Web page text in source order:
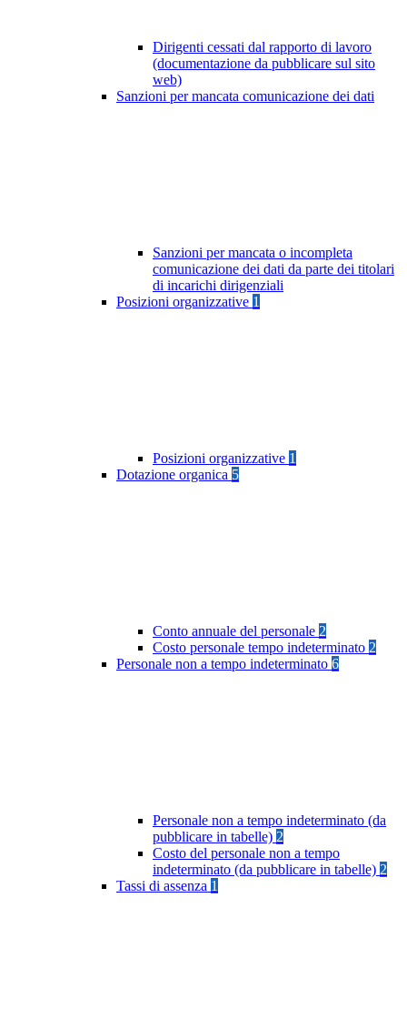
Dirigenti cessati dal rapporto di lavoro
(documentazione da pubblicare sul sito
web)
Sanzioni per mancata comunicazione dei dati
Sanzioni per mancata o incompleta
comunicazione dei dati da parte dei titolari
di incarichi dirigenziali
Posizioni organizzative 1
Posizioni organizzative 1
Dotazione organica 5
Conto annuale del personale 2
Costo personale tempo indeterminato 2
Personale non a tempo indeterminato 6
Personale non a tempo indeterminato (da
pubblicare in tabelle) 2
Costo del personale non a tempo
indeterminato (da pubblicare in tabelle) 2
Tassi di assenza 1